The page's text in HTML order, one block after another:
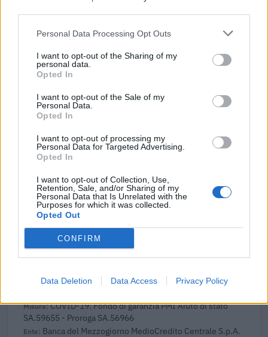
Personal Data Processing Opt Outs
I want to opt-out of the Sharing of my
personal data.
Opted In
I want to opt-out of the Sale of my
Personal Data.
Opted In
I want to opt-out of processing my
Personal Data for Targeted Advertising.
Opted In
I want to opt-out of Collection, Use,
Retention, Sale, and/or Sharing of my
Personal Data that Is Unrelated with the
Purposes for which it was collected.
Opted Out
CONFIRM
Data Deletion Data Access Privacy Policy
Banca del Mezzogiorno MedioCredito Centrale S.p.A.
COVID-19: Fondo di garanzia PMI - Modifica
SA.56966, SA.57625, SA.59655
1.002.397 euro
COVID-19: Fondo di garanzia PMI - Modifica
SA.56966, SA.57625, SA.59655
Banca del Mezzogiorno MedioCredito Centrale S.p.A.
1.508.663 euro
2021-11-25
esenzioni fiscali e crediti d'imposta adottati a
seguito della crisi economica causata dall'epidemia di
COVID-19 [con mo
COVID-19: Fondo di garanzia PMI Aiuto di stato
SA.59655 - Proroga SA.56966
Banca del Mezzogiorno MedioCredito Centrale S.p.A.